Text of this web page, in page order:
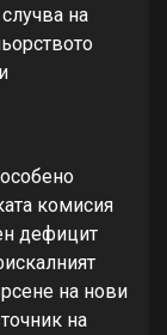
на
комисия
дефицит
на нови
на